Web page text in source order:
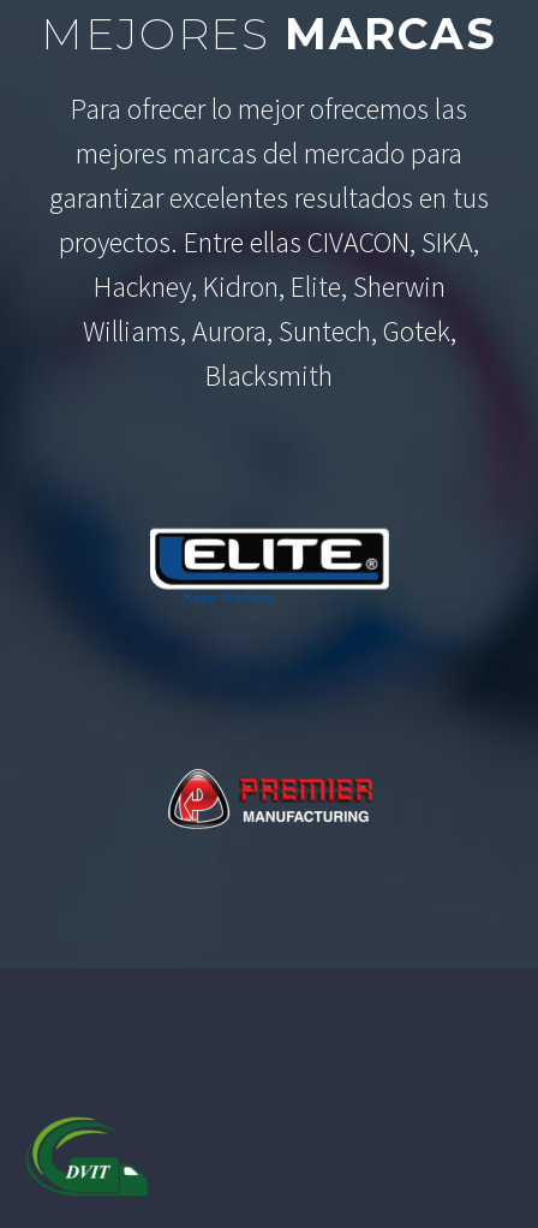
MEJORES MARCAS
Para ofrecer lo mejor ofrecemos las
mejores marcas del mercado para
garantizar excelentes resultados en tus
proyectos. Entre ellas CIVACON, SIKA,
Hackney, Kidron, Elite, Sherwin
Williams, Aurora, Suntech, Gotek,
Blacksmith